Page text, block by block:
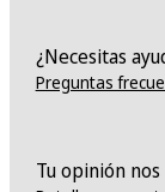
¿Necesitas
Preguntas
Tu opinión